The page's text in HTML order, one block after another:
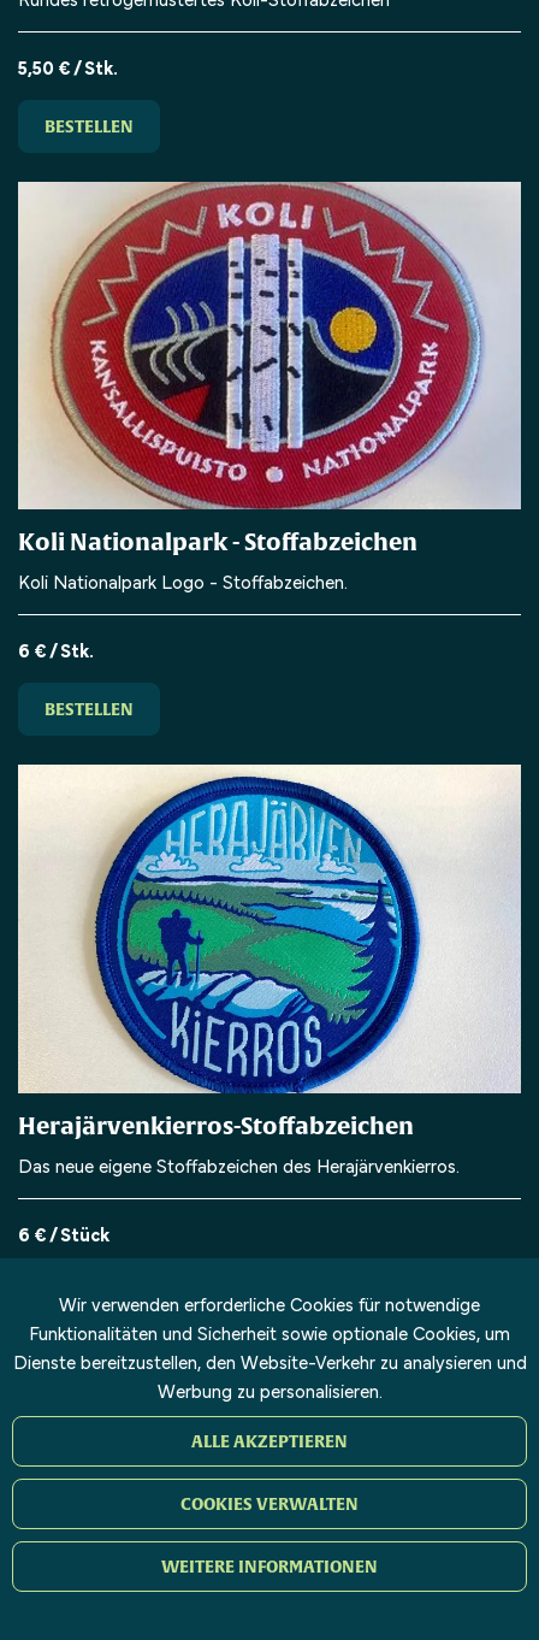
Wir verwenden erforderliche Cookies für notwendige
Funktionalitäten und Sicherheit sowie optionale Cookies, um
Dienste bereitzustellen, den Website-Verkehr zu analysieren und
Werbung zu personalisieren.
ALLE AKZEPTIEREN
COOKIES VERWALTEN
WEITERE INFORMATIONEN
5,50 € / Stk.
BESTELLEN
Koli Nationalpark - Stoffabzeichen
Koli Nationalpark Logo - Stoffabzeichen.
6 € / Stk.
BESTELLEN
Herajärvenkierros-Stoffabzeichen
Das neue eigene Stoffabzeichen des Herajärvenkierros.
6 € / Stück
BESTELLEN